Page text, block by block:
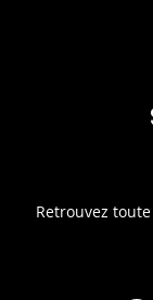
Retrouvez